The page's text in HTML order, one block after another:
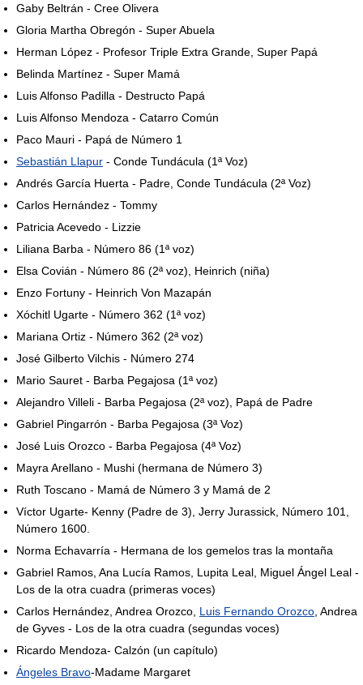
Gaby Beltrán - Cree Olivera
Gloria Martha Obregón - Super Abuela
Herman López - Profesor Triple Extra Grande, Super Papá
Belinda Martínez - Super Mamá
Luis Alfonso Padilla - Destructo Papá
Luis Alfonso Mendoza - Catarro Común
Paco Mauri - Papá de Número 1
Sebastián Llapur - Conde Tundácula (1ª Voz)
Andrés García Huerta - Padre, Conde Tundácula (2ª Voz)
Carlos Hernández - Tommy
Patricia Acevedo - Lizzie
Liliana Barba - Número 86 (1ª voz)
Elsa Covián - Número 86 (2ª voz), Heinrich (niña)
Enzo Fortuny - Heinrich Von Mazapán
Xóchitl Ugarte - Número 362 (1ª voz)
Mariana Ortiz - Número 362 (2ª voz)
José Gilberto Vilchis - Número 274
Mario Sauret - Barba Pegajosa (1ª voz)
Alejandro Villeli - Barba Pegajosa (2ª voz), Papá de Padre
Gabriel Pingarrón - Barba Pegajosa (3ª Voz)
José Luis Orozco - Barba Pegajosa (4ª Voz)
Mayra Arellano - Mushi (hermana de Número 3)
Ruth Toscano - Mamá de Número 3 y Mamá de 2
Víctor Ugarte- Kenny (Padre de 3), Jerry Jurassick, Número 101,
Número 1600.
Norma Echavarría - Hermana de los gemelos tras la montaña
Gabriel Ramos, Ana Lucía Ramos, Lupita Leal, Miguel Ángel Leal -
Los de la otra cuadra (primeras voces)
Carlos Hernández, Andrea Orozco, Luis Fernando Orozco , Andrea
de Gyves - Los de la otra cuadra (segundas voces)
Ricardo Mendoza- Calzón (un capítulo)
Ángeles Bravo-Madame Margaret